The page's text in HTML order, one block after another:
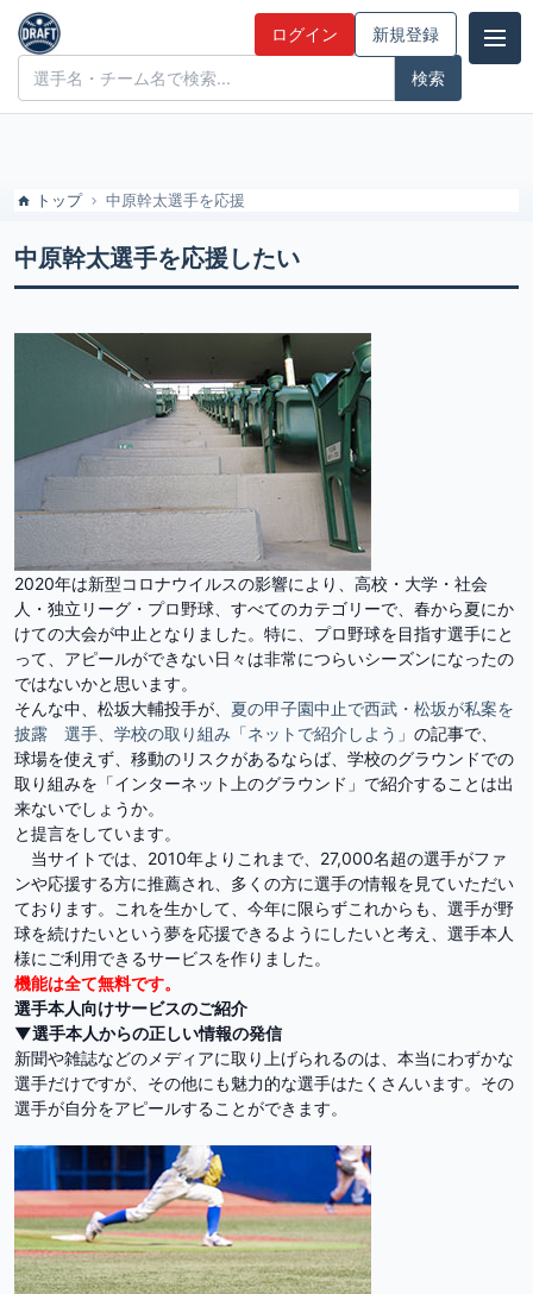
スカウトシステム登録のドラフト候補とみんなの評価
ドラフト候補とみんなの評価
ログイン 新規登録
トップ 中原幹太選手を応援
中原幹太選手を応援したい
2020年は新型コロナウイルスの影響により、高校・大学・社会
人・独立リーグ・プロ野球、すべてのカテゴリーで、春から夏にか
けての大会が中止となりました。特に、プロ野球を目指す選手にと
って、アピールができない日々は非常につらいシーズンになったの
ではないかと思います。
そんな中、松坂大輔投手が、 夏の甲子園中止で西武・松坂が私案を
披露 選手、学校の取り組み「ネットで紹介しよう」 の記事で、
球場を使えず、移動のリスクがあるならば、学校のグラウンドでの
取り組みを「インターネット上のグラウンド」で紹介することは出
来ないでしょうか。
と提言をしています。
当サイトでは、2010年よりこれまで、27,000名超の選手がファ
ンや応援する方に推薦され、多くの方に選手の情報を見ていただい
ております。これを生かして、今年に限らずこれからも、選手が野
球を続けたいという夢を応援できるようにしたいと考え、選手本人
様にご利用できるサービスを作りました。
機能は全て無料です。
選手本人向けサービスのご紹介
▼選手本人からの正しい情報の発信
新聞や雑誌などのメディアに取り上げられるのは、本当にわずかな
選手だけですが、その他にも魅力的な選手はたくさんいます。その
選手が自分をアピールすることができます。